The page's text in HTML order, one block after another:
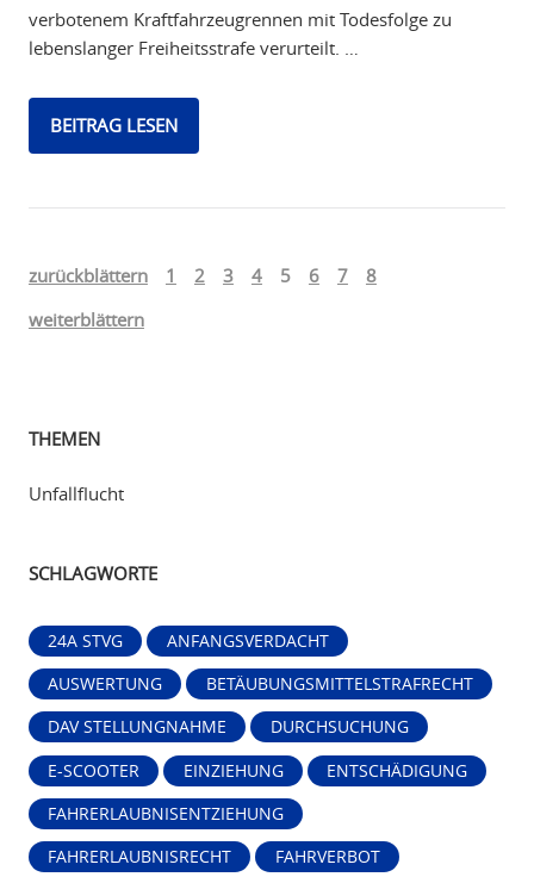
verbotenem Kraftfahrzeugrennen mit Todesfolge zu
lebenslanger Freiheitsstrafe verurteilt. …
BEITRAG LESEN
zurückblättern 1 2 3 4 5 6 7
8
weiterblättern
THEMEN
Unfallflucht
SCHLAGWORTE
24A STVG ANFANGSVERDACHT
AUSWERTUNG BETÄUBUNGSMITTELSTRAFRECHT
DAV STELLUNGNAHME DURCHSUCHUNG
E-SCOOTER EINZIEHUNG ENTSCHÄDIGUNG
FAHRERLAUBNISENTZIEHUNG
FAHRERLAUBNISRECHT FAHRVERBOT